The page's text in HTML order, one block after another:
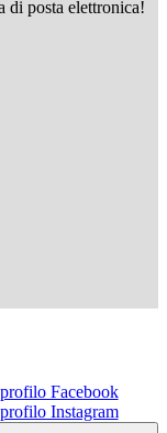
di posta elettronica!